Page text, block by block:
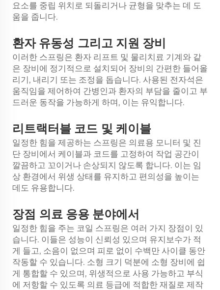
요소를 중립 위치로 되돌리거나 균형을 맞추는 데 도
움을 줍니다.
환자 유동성 그리고 지원 장비
이러한 스프링은 환자 리프트 및 물리치료 기계와 같
은 장비에 정기적으로 설치되어 장비의 간편한 들어올
리기, 내리기 또는 조정을 돕습니다. 사용된 전자석은
움직임을 제어하여 간병인과 환자의 부담을 줄이고 부
드러운 동작을 가능하게 하며, 이는 유익합니다.
리트랙터블 코드 및 케이블
일정한 힘을 제공하는 스프링은 의료용 모니터 및 진
단 장비에서 케이블과 코드를 고정하여 작업 공간이
깔끔하고 꼬이거나 손상되지 않도록 합니다. 이는 임
상 환경에서 위생 상태를 유지하고 편의성을 높이는
데도 유용합니다.
장점 의료 응용 분야에서
일정한 힘을 주는 코일 스프링은 여러 가지 장점이 있
습니다. 이들은 성능이 신뢰성 있으며 유지보수가 적
게 들고, 소음이 없으며 피로 없이 수백만 사이클 동안
작동할 수 있습니다. 소형 크기 덕분에 소형 장비에 쉽
게 통합할 수 있으며, 위생적으로 사용 가능하고 부식
에 저항할 수 있도록 의료 등급에 적합한 재질로 제작